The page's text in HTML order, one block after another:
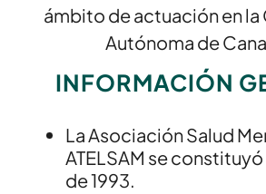
ámbito de actuación en
Autónoma de
INFORMACIÓN
La Asociación Salud
ATELSAM se constituyó
de 1993.